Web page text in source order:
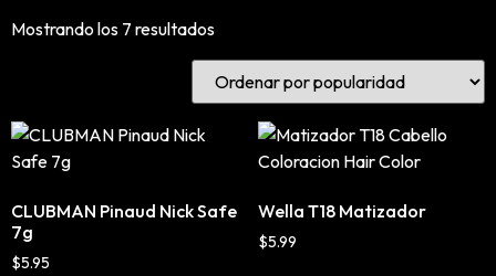
Shampoo y Conditioner
Mostrando los 7 resultados
CLUBMAN Pinaud Nick Safe
7g
$5.95
Wella T18 Matizador
$5.99